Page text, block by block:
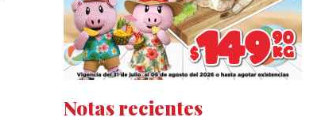
Notas recientes